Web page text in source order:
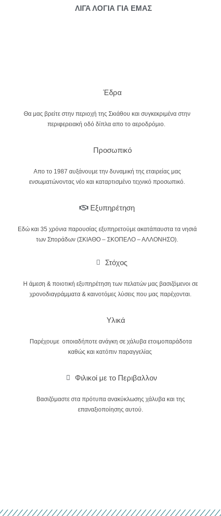
ΛΙΓΑ ΛΟΓΙΑ ΓΙΑ ΕΜΑΣ
Έδρα
Θα μας βρείτε στην περιοχή της Σκιάθου και συγκεκριμένα στην
περιφερειακή οδό δίπλα απο το αεροδρόμιο.
Προσωπικό
Απο το 1987 αυξάνουμε την δυναμική της εταιρείας μας
ενσωματώνοντας νέο και καταρτισμένο τεχνικό προσωπικό.
Εξυπηρέτηση
Εδώ και 35 χρόνια παρουσίας εξυπηρετούμε ακατάπαυστα τα νησιά
των Σποράδων (ΣΚΙΑΘΟ – ΣΚΟΠΕΛΟ – ΑΛΛΟΝΗΣΟ).
Στόχος
Η άμεση & ποιοτική εξυπηρέτηση των πελατών μας βασιζόμενοι σε
χρονοδιαγράμματα & καινοτόμες λύσεις που μας παρέχονται.
Υλικά
Παρέχουμε οποιαδήποτε ανάγκη σε χάλυβα ετοιμοπαράδοτα
καθώς και κατόπιν παραγγελίας
Φιλικοί με το Περιβαλλον
Βασιζόμαστε στα πρότυπα ανακύκλωσης χάλυβα και της
επαναξιοποίησης αυτού.